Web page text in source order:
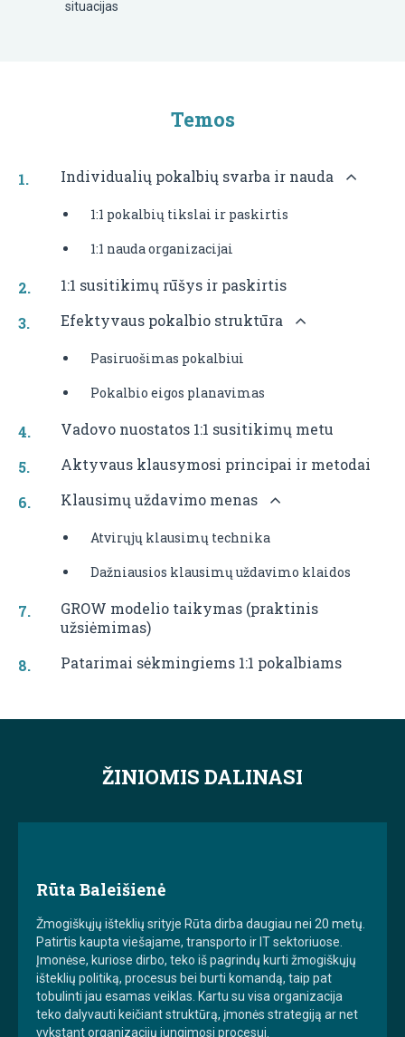
situacijas
Temos
Individualių pokalbių svarba ir nauda
1:1 pokalbių tikslai ir paskirtis
1:1 nauda organizacijai
1:1 susitikimų rūšys ir paskirtis
Efektyvaus pokalbio struktūra
Pasiruošimas pokalbiui
Pokalbio eigos planavimas
Vadovo nuostatos 1:1 susitikimų metu
Aktyvaus klausymosi principai ir metodai
Klausimų uždavimo menas
Atvirųjų klausimų technika
Dažniausios klausimų uždavimo klaidos
GROW modelio taikymas (praktinis
užsiėmimas)
Patarimai sėkmingiems 1:1 pokalbiams
ŽINIOMIS DALINASI
Rūta Baleišienė
Žmogiškųjų išteklių srityje Rūta dirba daugiau nei 20 metų.
Patirtis kaupta viešajame, transporto ir IT sektoriuose.
Įmonėse, kuriose dirbo, teko iš pagrindų kurti žmogiškųjų
išteklių politiką, procesus bei burti komandą, taip pat
tobulinti jau esamas veiklas. Kartu su visa organizacija
teko dalyvauti keičiant struktūrą, įmonės strategiją ar net
vykstant organizacijų jungimosi procesui.